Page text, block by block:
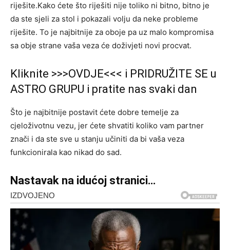
riješite.Kako ćete što riješiti nije toliko ni bitno, bitno je
da ste sjeli za stol i pokazali volju da neke probleme
riješite. To je najbitnije za oboje pa uz malo kompromisa
sa obje strane vaša veza će doživjeti novi procvat.
Kliknite >>>OVDJE<<< i PRIDRUŽITE SE u
ASTRO GRUPU i pratite nas svaki dan
Što je najbitnije postavit ćete dobre temelje za
cjeloživotnu vezu, jer ćete shvatiti koliko vam partner
znači i da ste sve u stanju učiniti da bi vaša veza
funkcionirala kao nikad do sad.
Nastavak na idućoj stranici…